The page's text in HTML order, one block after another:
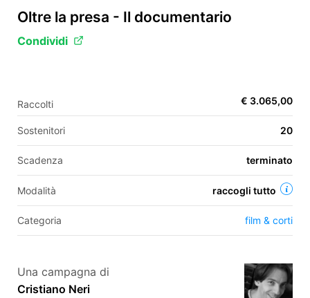
IT
FR
ES
Oltre la presa - Il documentario
Condividi
Raccolti € 3.065,00
Sostenitori 20
Scadenza terminato
Modalità raccogli tutto
Categoria film & corti
Una campagna di
Cristiano Neri